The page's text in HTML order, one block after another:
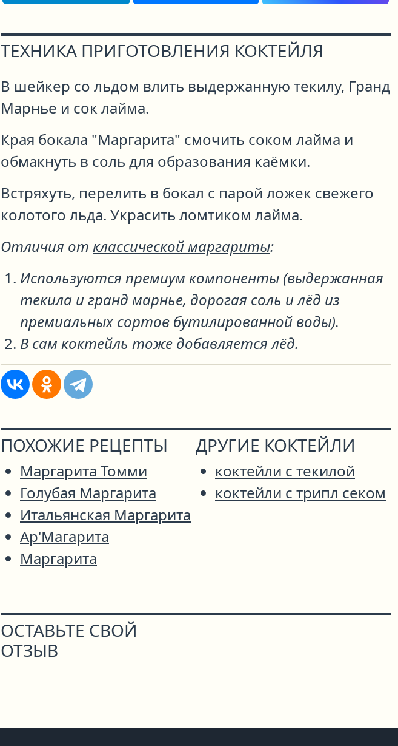
ТЕХНИКА ПРИГОТОВЛЕНИЯ КОКТЕЙЛЯ
В шейкер со льдом влить выдержанную текилу, Гранд
Марнье и сок лайма.
Края бокала "Маргарита" смочить соком лайма и
обмакнуть в соль для образования каёмки.
Встряхуть, перелить в бокал с парой ложек свежего
колотого льда. Украсить ломтиком лайма.
Отличия от классической маргариты:
Используются премиум компоненты (выдержанная
текила и гранд марнье, дорогая соль и лёд из
премиальных сортов бутилированной воды).
В сам коктейль тоже добавляется лёд.
ПОХОЖИЕ РЕЦЕПТЫ
Маргарита Томми
Голубая Маргарита
Итальянская Маргарита
Ар'Магарита
Маргарита
ДРУГИЕ КОКТЕЙЛИ
коктейли с текилой
коктейли с трипл секом
ОСТАВЬТЕ СВОЙ
ОТЗЫВ